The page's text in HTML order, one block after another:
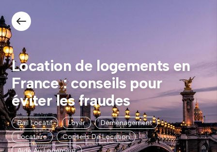
Location de logements en
France : conseils pour
éviter les fraudes
Bail Locatif Loyer
Déménagement
Locataire
Conseils De Location